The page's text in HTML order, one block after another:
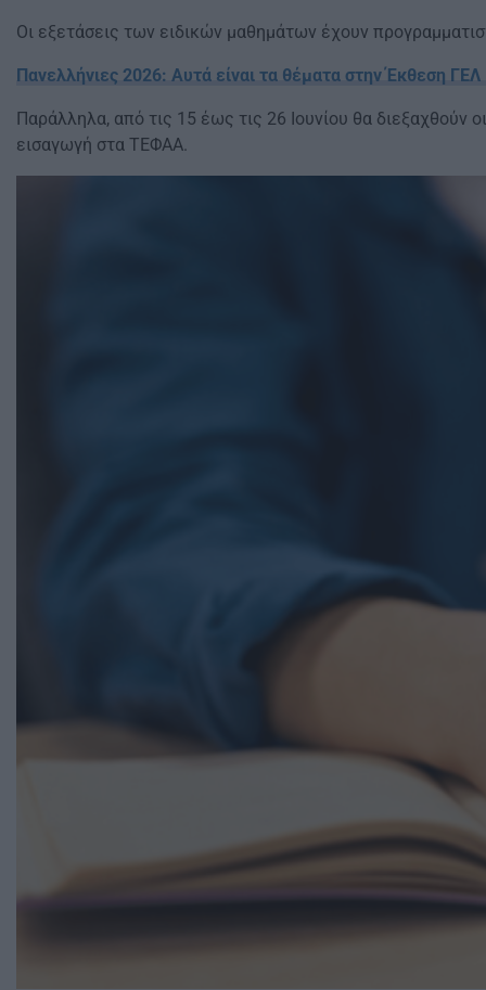
Οι εξετάσεις των ειδικών μαθημάτων έχουν
Πανελλήνιες 2026: Αυτά είναι τα θέματα στην Έκθεση ΓΕΛ
Παράλληλα, από τις 15 έως τις 26 Ιουνίου θα διεξαχθούν
εισαγωγή στα ΤΕΦΑΑ.